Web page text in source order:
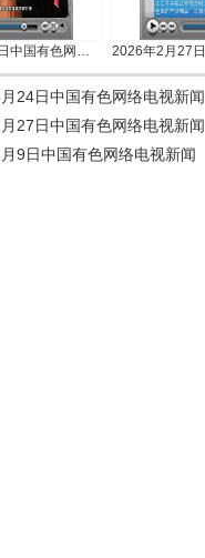
2026年3月24日中国有色网络电视新闻
24日中国有色网络电视新闻
27日中国有色网络电视新闻
9日中国有色网络电视新闻